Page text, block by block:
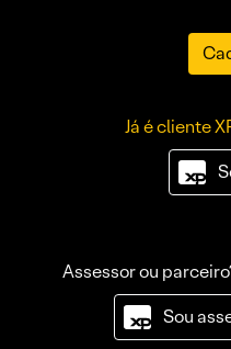
Já é cliente
Assessor ou
Sou